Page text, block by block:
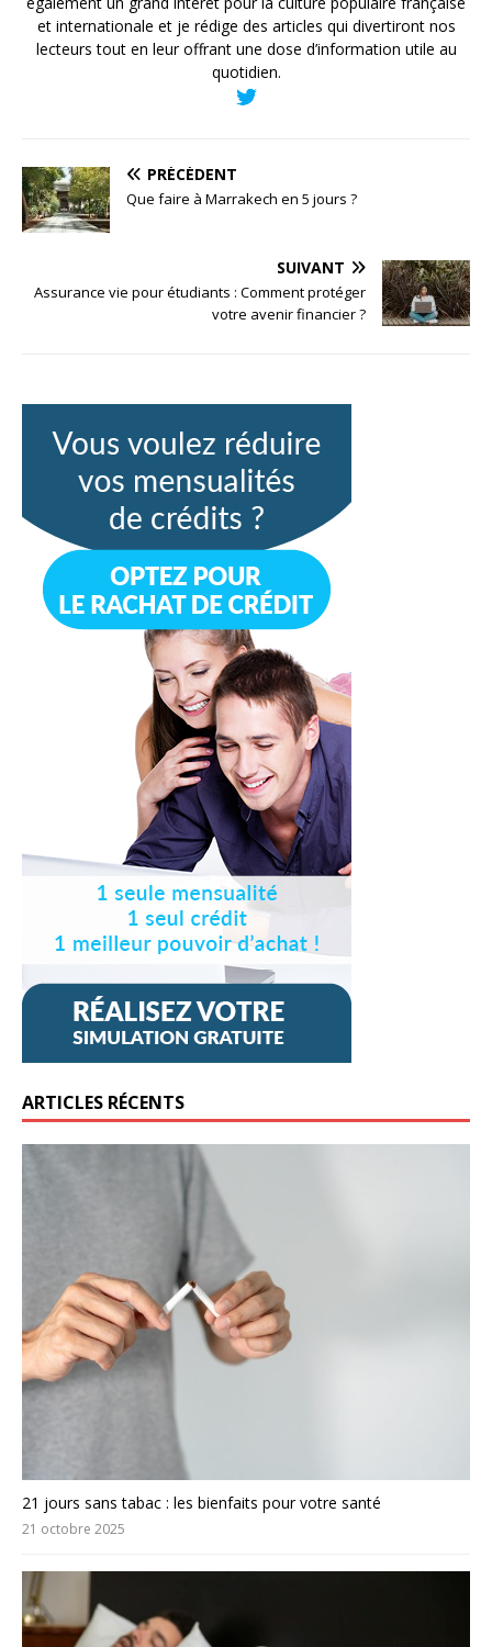
et internationale et je rédige des articles qui divertiront nos
lecteurs tout en leur offrant une dose d’information utile au
quotidien.
PRÉCÉDENT
Que faire à Marrakech en 5 jours ?
SUIVANT
Assurance vie pour étudiants : Comment protéger
votre avenir financier ?
ARTICLES RÉCENTS
21 jours sans tabac : les bienfaits pour votre santé
21 octobre 2025